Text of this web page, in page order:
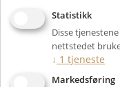
Statistikk
Disse
nettstedet
↓ 1 tjeneste
Markedsføring